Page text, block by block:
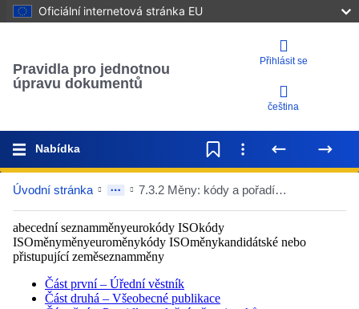
Oficiální internetová stránka EU
Pravidla pro jednotnou
úpravu dokumentů
Přihlásit se
čeština
Nabídka
Úvodní stránka 7.3.2 Měny: kódy a pořadí ve výčtech